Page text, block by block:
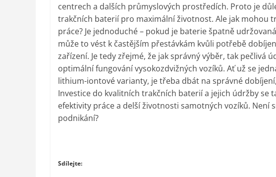
centrech a dalších průmyslových prostředích. Proto je
trakčních baterií pro maximální životnost. Ale jak mohou
práce? Je jednoduché – pokud je baterie špatně
může to vést k častějším přestávkám kvůli potřebě
zařízení. Je tedy zřejmé, že jak správný výběr, tak pečlivá
optimální fungování vysokozdvižných vozíků. Ať už se
lithium-iontové varianty, je třeba dbát na správné
Investice do kvalitních trakčních baterií a jejich údržby se
efektivity práce a delší životnosti samotných vozíků. Není
podnikání?
Sdílejte: